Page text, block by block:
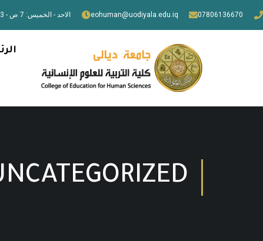
07806136670
eohuman@uodiyala.edu.iq الاحد - الخميس: 7 ص - 3 م